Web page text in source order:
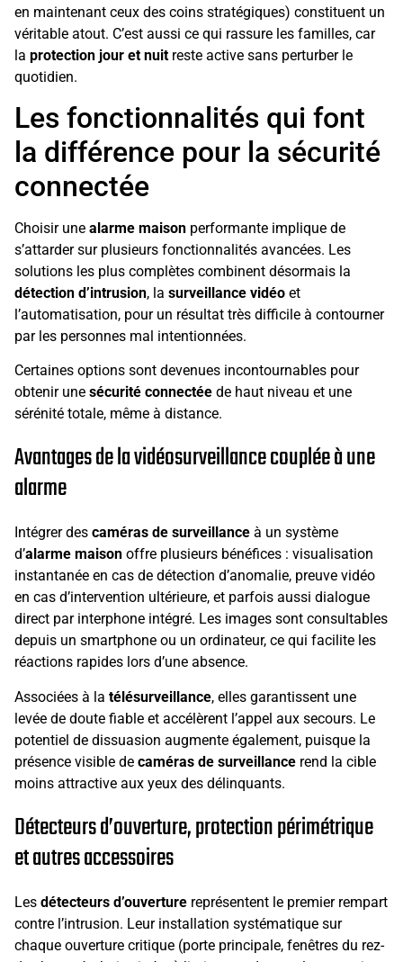
en maintenant ceux des coins stratégiques) constituent un
véritable atout. C’est aussi ce qui rassure les familles, car
la protection jour et nuit reste active sans perturber le
quotidien.
Les fonctionnalités qui font
la différence pour la sécurité
connectée
Choisir une alarme maison performante implique de
s’attarder sur plusieurs fonctionnalités avancées. Les
solutions les plus complètes combinent désormais la
détection d’intrusion, la surveillance vidéo et
l’automatisation, pour un résultat très difficile à contourner
par les personnes mal intentionnées.
Certaines options sont devenues incontournables pour
obtenir une sécurité connectée de haut niveau et une
sérénité totale, même à distance.
Avantages de la vidéosurveillance couplée à une
alarme
Intégrer des caméras de surveillance à un système
d’alarme maison offre plusieurs bénéfices : visualisation
instantanée en cas de détection d’anomalie, preuve vidéo
en cas d’intervention ultérieure, et parfois aussi dialogue
direct par interphone intégré. Les images sont consultables
depuis un smartphone ou un ordinateur, ce qui facilite les
réactions rapides lors d’une absence.
Associées à la télésurveillance, elles garantissent une
levée de doute fiable et accélèrent l’appel aux secours. Le
potentiel de dissuasion augmente également, puisque la
présence visible de caméras de surveillance rend la cible
moins attractive aux yeux des délinquants.
Détecteurs d’ouverture, protection périmétrique
et autres accessoires
Les détecteurs d’ouverture représentent le premier rempart
contre l’intrusion. Leur installation systématique sur
chaque ouverture critique (porte principale, fenêtres du rez-